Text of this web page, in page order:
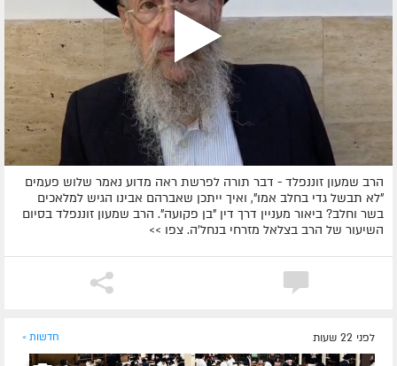
הרב שמעון זוננפלד - דבר תורה לפרשת ראה מדוע נאמר שלוש פעמים
"לא תבשל גדי בחלב אמו", ואיך ייתכן שאברהם אבינו הגיש למלאכים
בשר וחלב? ביאור מעניין דרך דין "בן פקועה". הרב שמעון זוננפלד בסיום
השיעור של הרב בצלאל מזרחי בנחל'ה. צפו >>
לפני 22 שעות חדשות »